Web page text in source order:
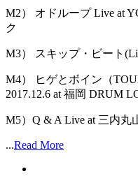
M2） オドループ Live at
ク
M3） スキップ・ビート
M4） ヒゲとボイン（
2017.12.6 at 福岡 DRUM
M5）Q & A Live at 三内丸
...Read More